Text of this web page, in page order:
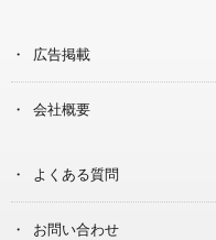
広告掲載
会社概要
よくある質問
お問い合わせ